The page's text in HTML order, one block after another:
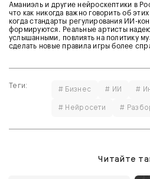
Аманиэль и другие нейроскептики в
что как никогда важно говорить об
когда стандарты регулирования ИИ-
формируются. Реальные артисты
услышанными, повлиять на политику
сделать новые правила игры более
Теги: # Бизнес # ИИ #
# Нейросети
#
Читайте